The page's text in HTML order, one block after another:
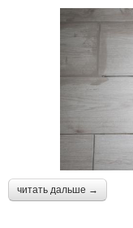
читать дальше →